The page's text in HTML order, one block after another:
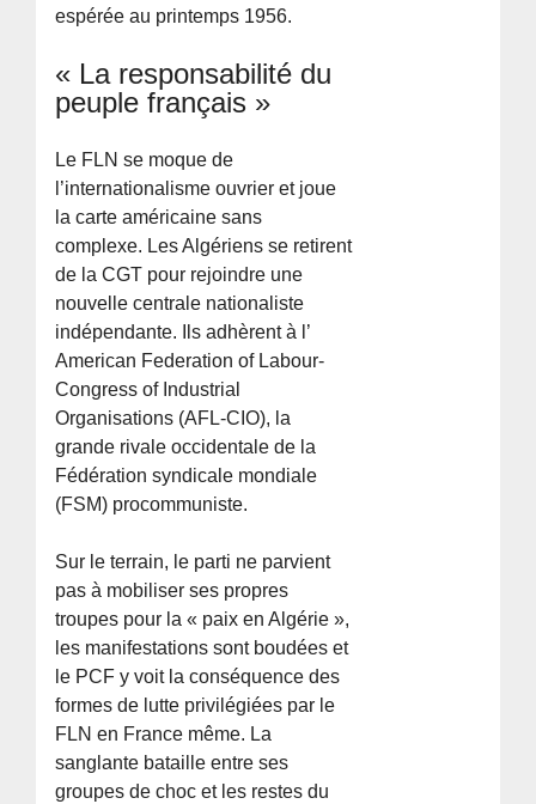
espérée au printemps 1956.
« La responsabilité du
peuple français »
Le FLN se moque de
l’internationalisme ouvrier et joue
la carte américaine sans
complexe. Les Algériens se retirent
de la CGT pour rejoindre une
nouvelle centrale nationaliste
indépendante. Ils adhèrent à l’
American Federation of Labour-
Congress of Industrial
Organisations (AFL-CIO), la
grande rivale occidentale de la
Fédération syndicale mondiale
(FSM) procommuniste.
Sur le terrain, le parti ne parvient
pas à mobiliser ses propres
troupes pour la « paix en Algérie »,
les manifestations sont boudées et
le PCF y voit la conséquence des
formes de lutte privilégiées par le
FLN en France même. La
sanglante bataille entre ses
groupes de choc et les restes du